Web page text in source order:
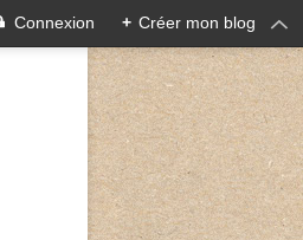
Connexion + Créer mon blog